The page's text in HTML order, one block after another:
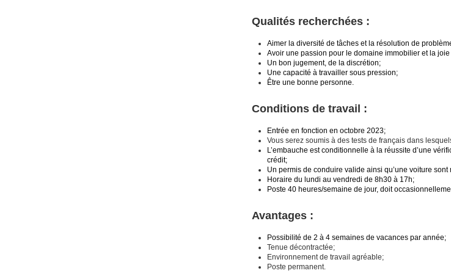
Qualités recherchées :
Aimer la diversité de tâches et la résolution de
Avoir une passion pour le domaine immobilier et la
Un bon jugement, de la discrétion;
Une capacité à travailler sous pression;
Être une bonne personne.
Conditions de travail :
Entrée en fonction en octobre 2023;
Vous serez soumis à des tests de français dans
L’embauche est conditionnelle à la réussite d’une
crédit;
Un permis de conduire valide ainsi qu’une voiture
Horaire du lundi au vendredi de 8h30 à 17h;
Poste 40 heures/semaine de jour, doit
Avantages :
Possibilité de 2 à 4 semaines de vacances par année;
Tenue décontractée;
Environnement de travail agréable;
Poste permanent.